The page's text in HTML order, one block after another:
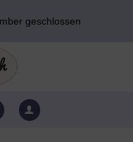
geschlossen